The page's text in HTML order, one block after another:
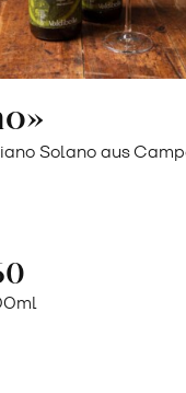
Solano aus